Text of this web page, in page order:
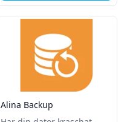
Alina Backup